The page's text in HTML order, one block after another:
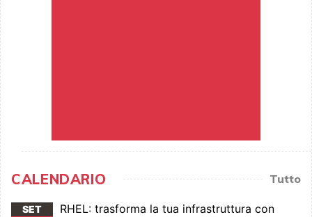
CALENDARIO Tutto
SET
RHEL: trasforma la tua infrastruttura con